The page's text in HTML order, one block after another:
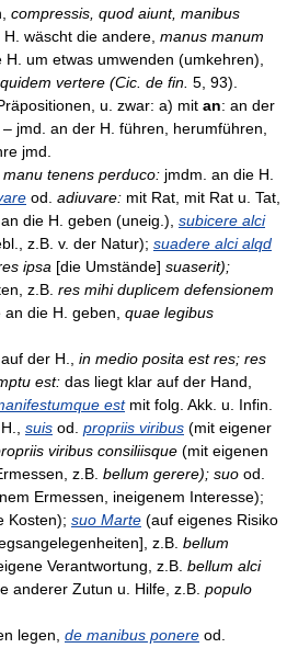
compressis, quod aiunt, manibus
wäscht die andere, manus manum
H. um etwas umwenden (umkehren),
vertere (Cic. de fin. 5, 93).
u. zwar: a) mit an: an der
– jmd. an der H. führen, herumführen,
jmd.
manu tenens perduco: jmdm. an die H.
od. adiuvare: mit Rat, mit Rat u. Tat,
die H. geben (uneig.), subicere alci
z.B. v. der Natur); suadere alci alqd
ipsa [die Umstände] suaserit);
z.B. res mihi duplicem defensionem
die H. geben, quae legibus
der H., in medio posita est res; res
est: das liegt klar auf der Hand,
estmit folg. Akk. u. Infin.
suis od. propriis viribus (mit eigener
viribus consiliisque (mit eigenen
z.B. bellum gerere); suo od.
Ermessen, ineigenem Interesse);
Kosten); suo Marte (auf eigenes Risiko
z.B. bellum
Verantwortung, z.B. bellum alci
anderer Zutun u. Hilfe, z.B. populo
legen, de manibus ponere od.